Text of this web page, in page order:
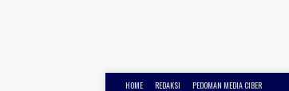
HOME REDAKSI PEDOMAN MEDIA CIBER